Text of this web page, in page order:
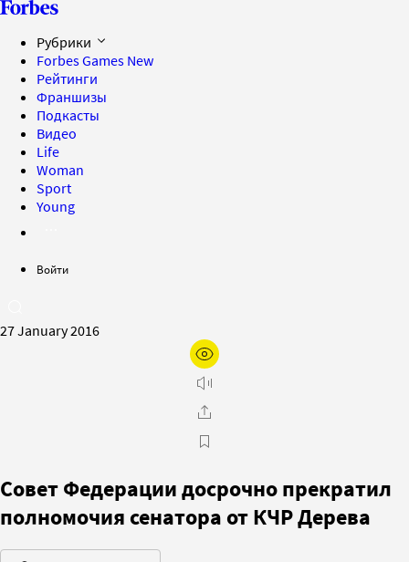
Рубрики
Forbes Games New
Рейтинги
Франшизы
Подкасты
Видео
Life
Woman
Sport
Young
Войти
27 January 2016
Совет Федерации досрочно прекратил
полномочия сенатора от КЧР Дерева